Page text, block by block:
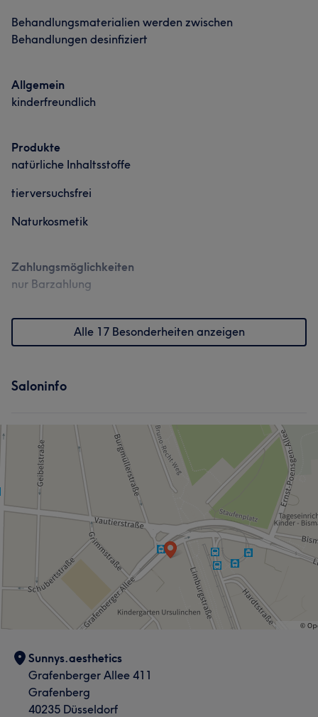
Behandlungsmaterialien werden zwischen
Behandlungen desinfiziert
Allgemein
kinderfreundlich
Produkte
natürliche Inhaltsstoffe
tierversuchsfrei
Naturkosmetik
Zahlungsmöglichkeiten
nur Barzahlung
Alle 17 Besonderheiten anzeigen
Saloninfo
Sunnys.aesthetics
Grafenberger Allee 411
Grafenberg
40235 Düsseldorf